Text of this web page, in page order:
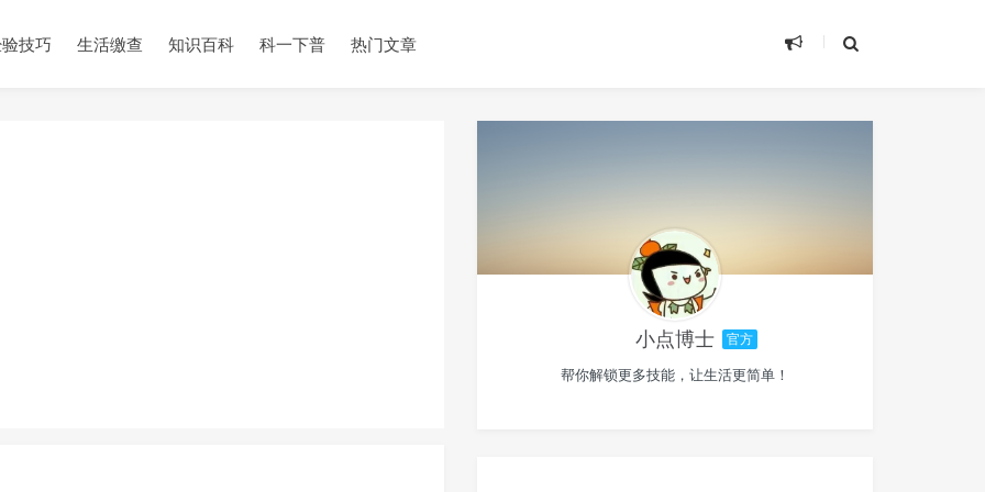
技巧 生活缴查 知识百科 科一下普 热门文章
小点博士 官方
帮你解锁更多技能，让生活更简单！